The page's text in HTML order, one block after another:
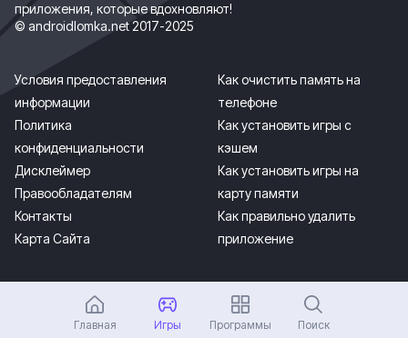
приложения, которые вдохновляют!
© androidlomka.net 2017-2025
Условия предоставления
информации
Политика
конфиденциальности
Дисклеймер
Правообладателям
Контакты
Карта Сайта
Как очистить память на
телефоне
Как установить игры с
кэшем
Как установить игры на
карту памяти
Как правильно удалить
приложение
Главная Игры Программы Поиск